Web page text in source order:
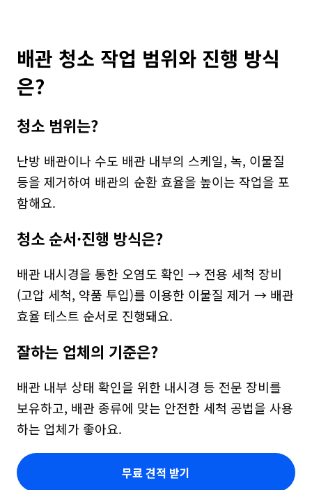
배관 청소 작업 범위와 진행 방식
은?
청소 범위는?
난방 배관이나 수도 배관 내부의 스케일, 녹, 이물질
등을 제거하여 배관의 순환 효율을 높이는 작업을 포
함해요.
청소 순서·진행 방식은?
배관 내시경을 통한 오염도 확인 → 전용 세척 장비
(고압 세척, 약품 투입)를 이용한 이물질 제거 → 배관
효율 테스트 순서로 진행돼요.
잘하는 업체의 기준은?
배관 내부 상태 확인을 위한 내시경 등 전문 장비를
보유하고, 배관 종류에 맞는 안전한 세척 공법을 사용
하는 업체가 좋아요.
무료 견적 받기